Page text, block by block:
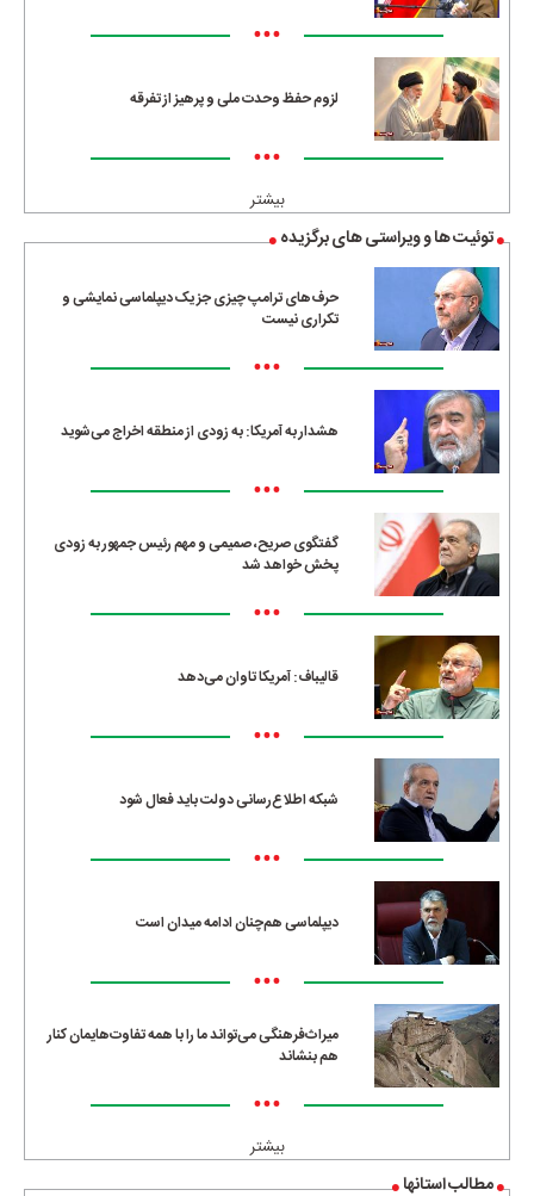
•••
لزوم حفظ وحدت ملی و پرهیز از تفرقه
•••
بیشتر
توئیت ها و ویراستی های برگزیده
حرف‌های ترامپ چیزی جز یک دیپلماسی نمایشی و
تکراری نیست
•••
هشدار به آمریکا: به زودی از منطقه اخراج می‌شوید
•••
گفتگوی صریح، صمیمی و مهم رئیس جمهور به زودی
پخش خواهد شد
•••
قالیباف: آمریکا تاوان می‌دهد
•••
شبکه اطلاع‌رسانی دولت باید فعال شود
•••
دیپلماسی هم‌چنان ادامه میدان است
•••
میراث‌فرهنگی می‌تواند ما را با همه تفاوت‌هایمان کنار
هم بنشاند
•••
بیشتر
مطالب استانها